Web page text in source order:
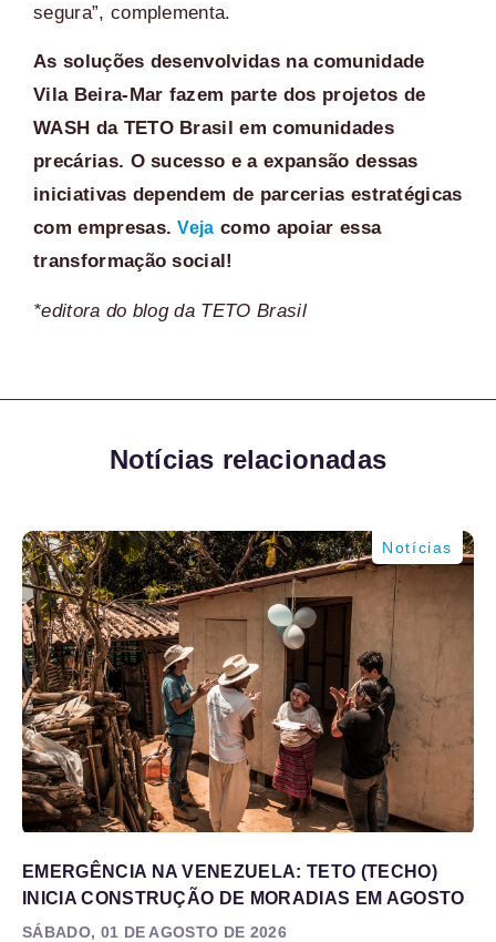
segura”, complementa.
As soluções desenvolvidas na comunidade
Vila Beira-Mar fazem parte dos projetos de
WASH da TETO Brasil em comunidades
precárias. O sucesso e a expansão dessas
iniciativas dependem de parcerias estratégicas
com empresas.Veja como apoiar essa
transformação social!
*editora do blog da TETO Brasil
Notícias relacionadas
Notícias
EMERGÊNCIA NA VENEZUELA: TETO (TECHO)
INICIA CONSTRUÇÃO DE MORADIAS EM AGOSTO
SÁBADO, 01 DE AGOSTO DE 2026